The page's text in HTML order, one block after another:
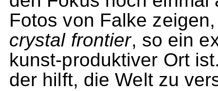
Fotos von Falke
crystal frontier, so ein
kunst-produktiver Ort
der hilft, die Welt zu